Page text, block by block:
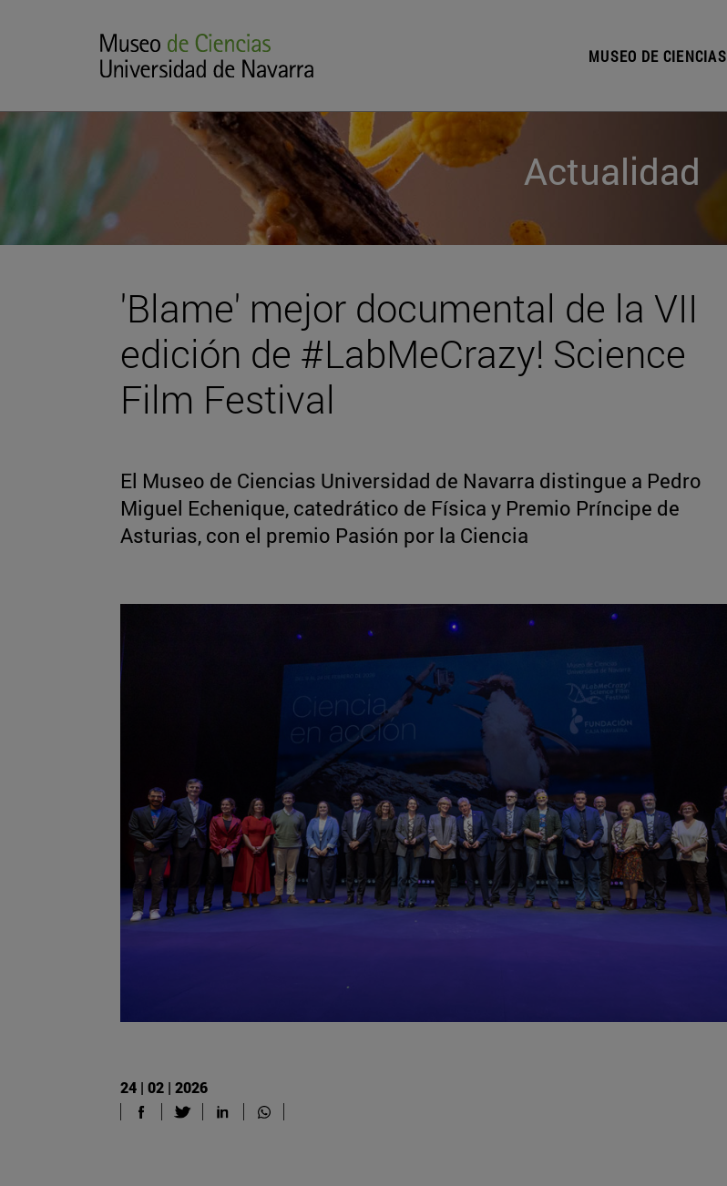
MUSEO DE CIENCIAS
Actualidad
'Blame' mejor documental de la VII
edición de #LabMeCrazy! Science
Film Festival
El Museo de Ciencias Universidad de Navarra distingue a Pedro
Miguel Echenique, catedrático de Física y Premio Príncipe de
Asturias, con el premio Pasión por la Ciencia
24 | 02 | 2026